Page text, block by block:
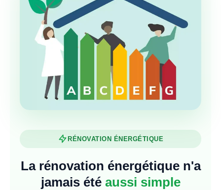
RÉNOVATION ÉNERGÉTIQUE
La rénovation énergétique n'a
jamais été aussi simple